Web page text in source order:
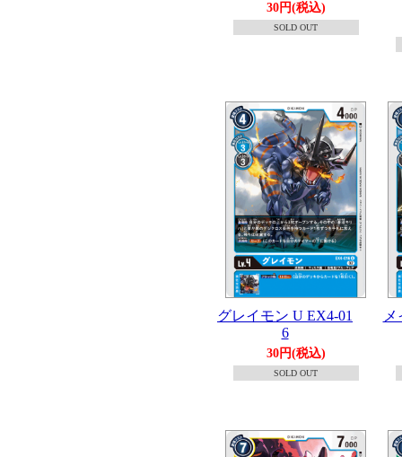
30円(税込)
SOLD OUT
グレイモン U EX4-01
6
30円(税込)
SOLD OUT